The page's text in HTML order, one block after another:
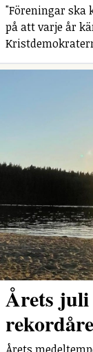
"Föreningar ska
på att varje år
Årets juli